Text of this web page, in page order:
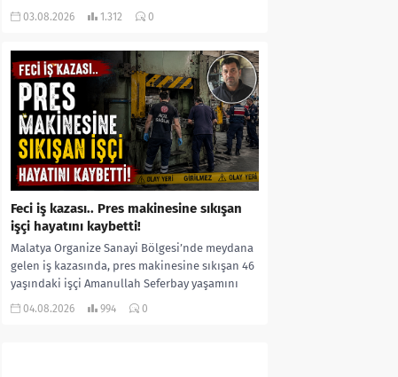
ile eşi Fatma...
03.08.2026 1.312 0
Feci iş kazası.. Pres makinesine sıkışan
işçi hayatını kaybetti!
Malatya Organize Sanayi Bölgesi’nde meydana
gelen iş kazasında, pres makinesine sıkışan 46
yaşındaki işçi Amanullah Seferbay yaşamını
yitirdi. Olayla ilgili...
04.08.2026 994 0